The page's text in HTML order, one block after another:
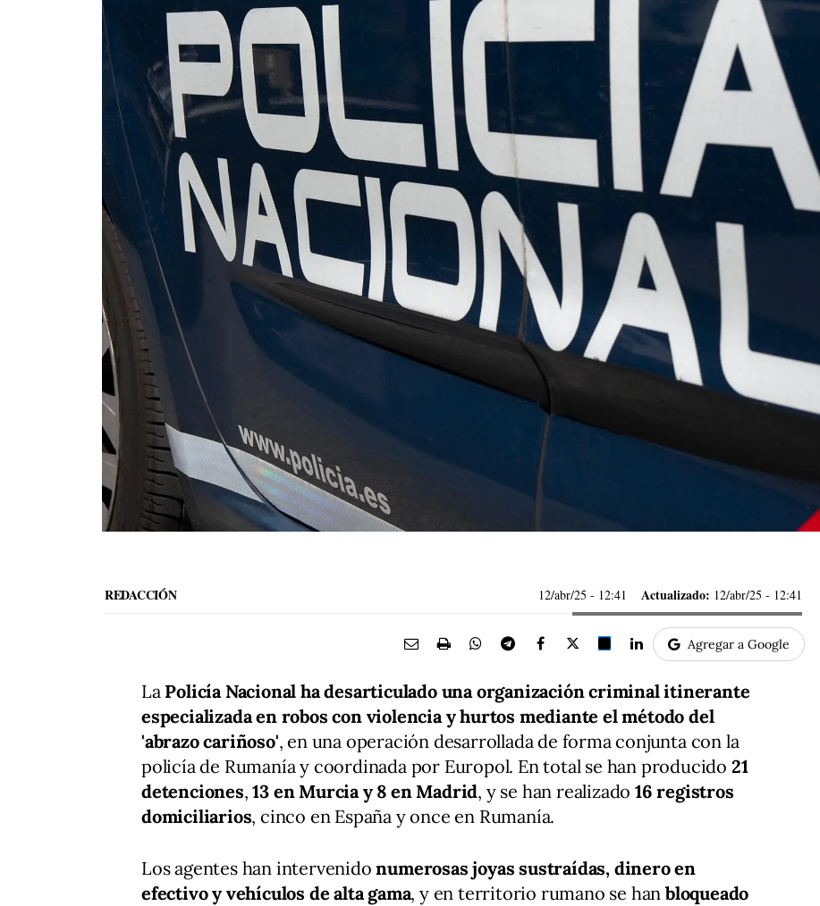
REDACCIÓN 12/abr/25 - 12:41 Actualizado: 12/abr/25 - 12:41
Agregar a Google
La Policía Nacional ha desarticulado una organización criminal itinerante
especializada en robos con violencia y hurtos mediante el método del
'abrazo cariñoso', en una operación desarrollada de forma conjunta con la
policía de Rumanía y coordinada por Europol. En total se han producido 21
detenciones,13 en Murcia y 8 en Madrid, y se han realizado16 registros
domiciliarios, cinco en España y once en Rumanía.
Los agentes han intervenidonumerosas joyas sustraídas, dinero en
efectivo y vehículos de alta gama, y en territorio rumano se hanbloqueado